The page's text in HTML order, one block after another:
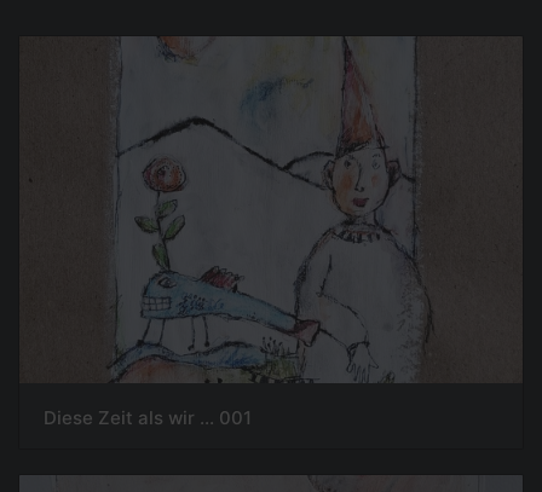
Diese Zeit als wir ... 001